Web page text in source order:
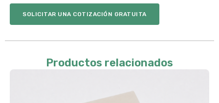
SOLICITAR UNA COTIZACIÓN GRATUITA
Productos relacionados